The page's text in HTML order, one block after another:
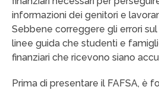
informazioni dei genitori e
Sebbene correggere gli errori
linee guida che studenti e
finanziari che ricevono siano
Prima di presentare il FAFSA,